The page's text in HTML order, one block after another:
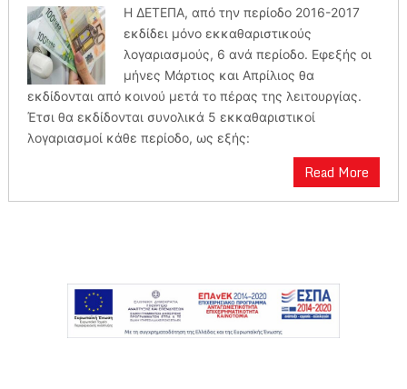
H ΔΕΤΕΠΑ, από την περίοδο 2016-2017
εκδίδει μόνο εκκαθαριστικούς
λογαριασμούς, 6 ανά περίοδο. Εφεξής οι
μήνες Μάρτιος και Απρίλιος θα
εκδίδονται από κοινού μετά το πέρας της λειτουργίας.
Έτσι θα εκδίδονται συνολικά 5 εκκαθαριστικοί
λογαριασμοί κάθε περίοδο, ως εξής:
Read More